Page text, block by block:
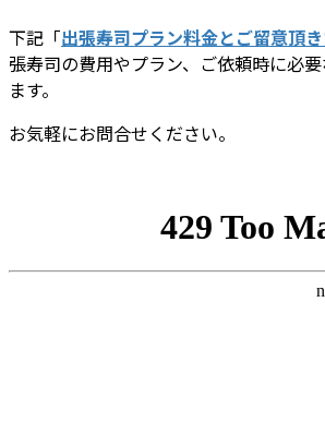
下記「出張寿司プラン料金とご留意頂
張寿司の費用やプラン、ご依頼時に必
ます。
お気軽にお問合せください。